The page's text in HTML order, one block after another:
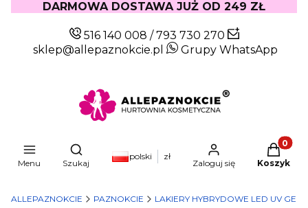
DARMOWA DOSTAWA JUŻ OD 249 ZŁ
516 140 008 /793 730 270
sklep@allepaznokcie.pl
Grupy WhatsApp
Menu
Otwórz wyszukiwarkę
Szukaj
polski zł
Zaloguj się Koszyk
ALLEPAZNOKCIE PAZNOKCIE LAKIERY HYBRYDOWE LED UV GEL